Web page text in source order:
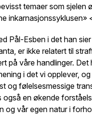
temaer som sjelen
inkarnasjonssyklusen»
Pål-Esben i det han
er ikke relatert til
på våre handlinger. Det
i det vi opplever,
og følelsesmessige
også en økende
og vår egen natur i